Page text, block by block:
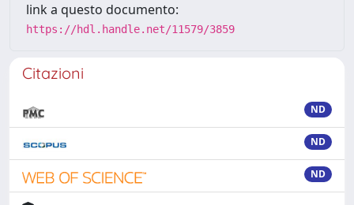
link a questo documento:
https://hdl.handle.net/11579/3859
Citazioni
ND
ND
ND